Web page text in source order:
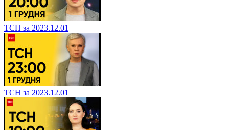
ТСН за 2023.12.01
ТСН за 2023.12.01